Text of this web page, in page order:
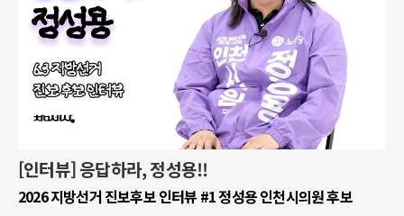
[인터뷰] 응답하라, 정성용!!
2026 지방선거 진보후보 인터뷰 #1 정성용 인천시의원 후보